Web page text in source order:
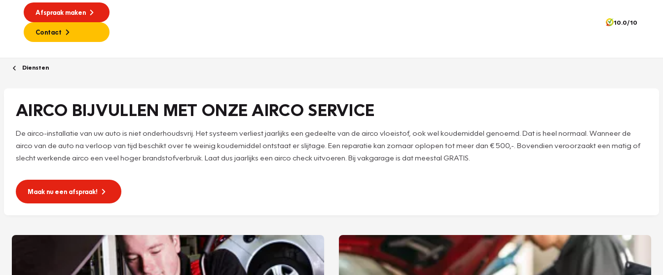
Afspraak maken
Contact
10.0/10
Diensten
AIRCO BIJVULLEN MET ONZE AIRCO SERVICE
De airco-installatie van uw auto is niet onderhoudsvrij. Het systeem verliest jaarlijks een gedeelte van de airco vloeistof, ook wel koudemiddel genoemd. Dat is heel normaal. Wanneer de
airco van de auto na verloop van tijd beschikt over te weinig koudemiddel ontstaat er slijtage. Een reparatie kan zomaar oplopen tot meer dan € 500,-. Bovendien veroorzaakt een matig of
slecht werkende airco een veel hoger brandstofverbruik. Laat dus jaarlijks een airco check uitvoeren. Bij vakgarage is dat meestal GRATIS.
Maak nu een afspraak!